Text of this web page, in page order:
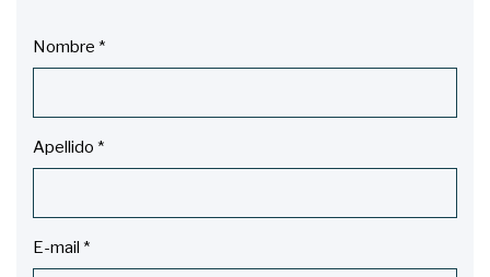
Nombre *
Apellido *
E-mail *